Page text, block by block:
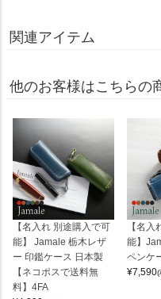
関連アイテム
他のお客様はこちらの
【名入れ 別途購入で可
能】 Jamale 栃木レザ
ー 印鑑ケース 日本製
【ネコポスで送料無
料】4FA
【名
能】
ペンケ
¥7,590(